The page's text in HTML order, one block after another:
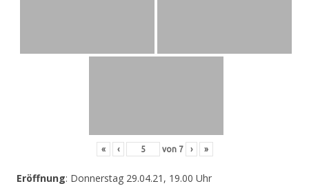
« ‹ von 7 › »
Eröffnung: Donnerstag 29.04.21, 19.00 Uhr